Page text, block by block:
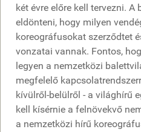
két évre előre kell tervezni.
eldönteni, hogy milyen
koreográfusokat szerződtet
vonzatai vannak. Fontos,
legyen a nemzetközi
megfelelő
kívülről-belülről - a világhírű
kell kísérnie a felnövekvő
a nemzetközi hírű